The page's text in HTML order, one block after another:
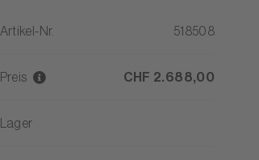
Artikel-Nr. 518508
Preis CHF 2.688,00
Lager